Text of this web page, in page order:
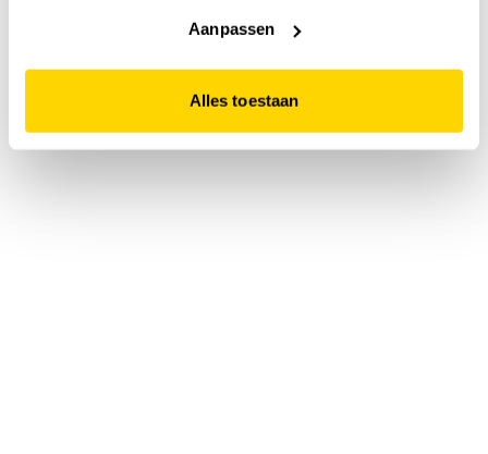
website niet optimaal functioneert.
Aanpassen
Alles toestaan